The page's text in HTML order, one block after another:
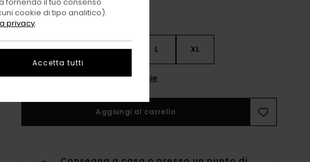
XS S M L XL
Consulta La Guida Alle Taglie
Aggiungi al carrello
cookie di tipo analitico).
privacy.
Accetta tutti